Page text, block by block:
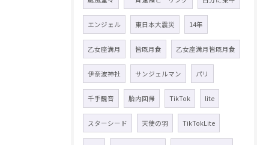
エンジェル 東日本大震災 14年
乙女座満月 皆既月食 乙女座満月皆既月食
伊奈波神社 サンジェルマン パリ
千手観音 胎内回帰 TikTok lite
スターシード 天使の羽 TikTokLite